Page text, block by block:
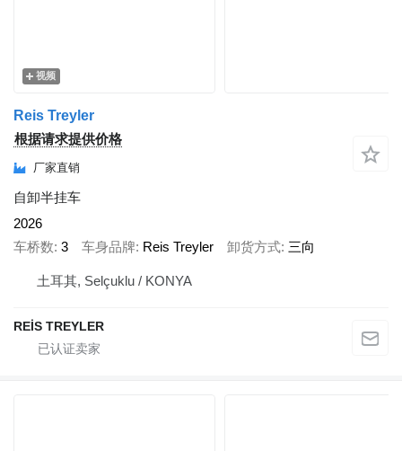
视频
Reis Treyler
根据请求提供价格
厂家直销
自卸半挂车
2026
车桥数 3 车身品牌 Reis Treyler 卸货方式 三向
土耳其, Selçuklu / KONYA
REİS TREYLER